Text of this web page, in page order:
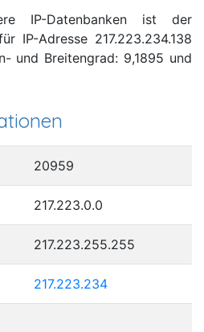
IP-Datenbanken ist der
IP-Adresse 217.223.234.138
und Breitengrad: 9,1895 und
20959
217.223.0.0
217.223.255.255
217.223.234